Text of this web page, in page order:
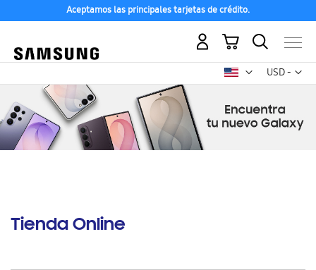
Aceptamos las principales tarjetas de crédito.
USD -
dólar
Mi carrito
Tienda Online